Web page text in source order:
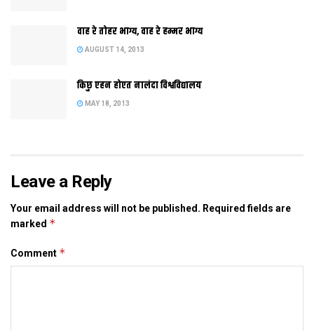
आयोजक समापन समारोह क औपचारिकता पूरा नह‍ि केलथ‍ि। हालांकि अंतिम
दिन सेहो मेला मे पुस्तक प्रेमी खूब खरीदारी केलथि। पटना पुस्तक मेला
करीब 12 लाख लोग आएल।
वाह रे तोहर भाग्य, वाह रे हम्मर भाग्य
AUGUST 14, 2013
किछु एहन होएत नालंदा विश्वविद्यालय
MAY 18, 2013
Leave a Reply
Your email address will not be published. Required fields are
marked *
Comment *